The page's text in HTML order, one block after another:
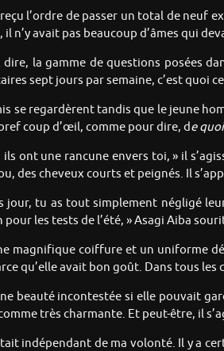
l’ordre de passer un total de neuf
n’y avait pas beaucoup d’âmes qui
dire, la gamme de questions posées
sept jours par semaine, c’est quoi
se regardèrent tandis que le jeune
coup d’œil, comme pour dire, de
ils ont une rancune envers toi, » il
des cheveux courts et peignés. Il
jour, tu as tout simplement négligé
les tests de l’été, » Asagi Aiba
magnifique coiffure et un uniforme
qu’elle avait bon goût. Dans tous les
beauté incontestée si elle pouvait
très charmante. Et peut-être, il
indépendant de ma volonté. Il y a